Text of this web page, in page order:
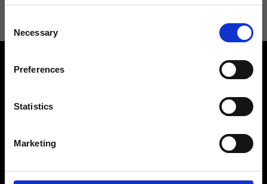
Selection
Necessary
Preferences
Statistics
Marketing
Rispondiamo a tutte le tue